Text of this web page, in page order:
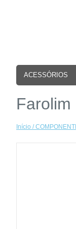
ACESSÓRIOS
Farolim
Início /